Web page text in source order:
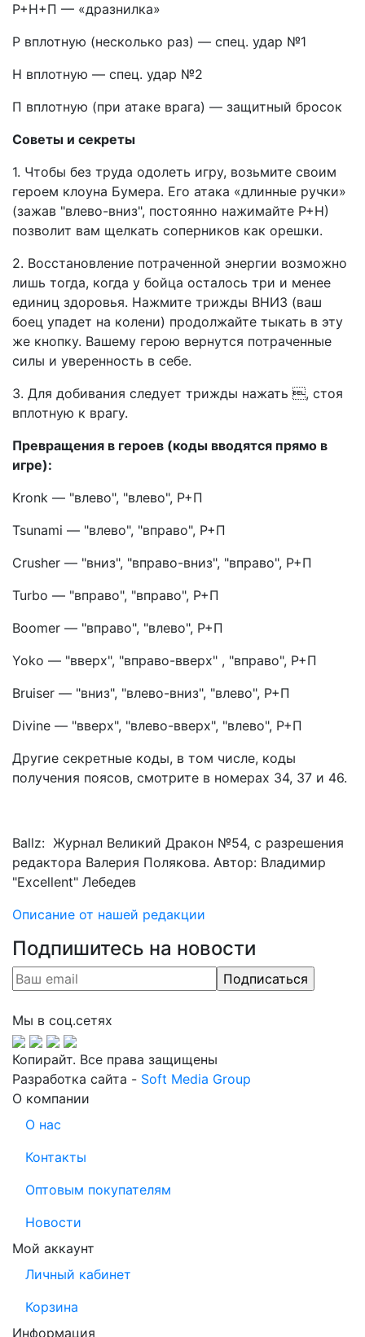
Р+Н+П — «дразнилка»
Р вплотную (несколько раз) — спец. удар №1
Н вплотную — спец. удар №2
П вплотную (при атаке врага) — защитный бросок
Советы и секреты
1. Чтобы без труда одолеть игру, возьмите своим
героем клоуна Бумера. Его атака «длинные ручки»
(зажав "влево-вниз", постоянно нажимайте Р+Н)
позволит вам щелкать соперников как орешки.
2. Восстановление потраченной энергии возможно
лишь тогда, когда у бойца осталось три и менее
единиц здоровья. Нажмите трижды ВНИЗ (ваш
боец упадет на колени) продолжайте тыкать в эту
же кнопку. Вашему герою вернутся потраченные
силы и уверенность в себе.
3. Для добивания следует трижды нажать , стоя
вплотную к врагу.
Превращения в героев (коды вводятся прямо в
игре):
Kronk — "влево", "влево", Р+П
Tsunami — "влево", "вправо", Р+П
Crusher — "вниз", "вправо-вниз", "вправо", Р+П
Turbo — "вправо", "вправо", Р+П
Boomer — "вправо", "влево", Р+П
Yoko — "вверх", "вправо-вверх" , "вправо", Р+П
Bruiser — "вниз", "влево-вниз", "влево", Р+П
Divine — "вверх", "влево-вверх", "влево", Р+П
Другие секретные коды, в том числе, коды
получения поясов, смотрите в номерах 34, 37 и 46.
Ballz: Журнал Великий Дракон №54, с разрешения
редактора Валерия Полякова. Автор: Владимир
"Excellent" Лебедев
Описание от нашей редакции
Подпишитесь на новости
Мы в соц.сетях
Копирайт. Все права защищены
Разработка сайта - Soft Media Group
О компании
О нас
Контакты
Оптовым покупателям
Новости
Мой аккаунт
Личный кабинет
Корзина
Информация